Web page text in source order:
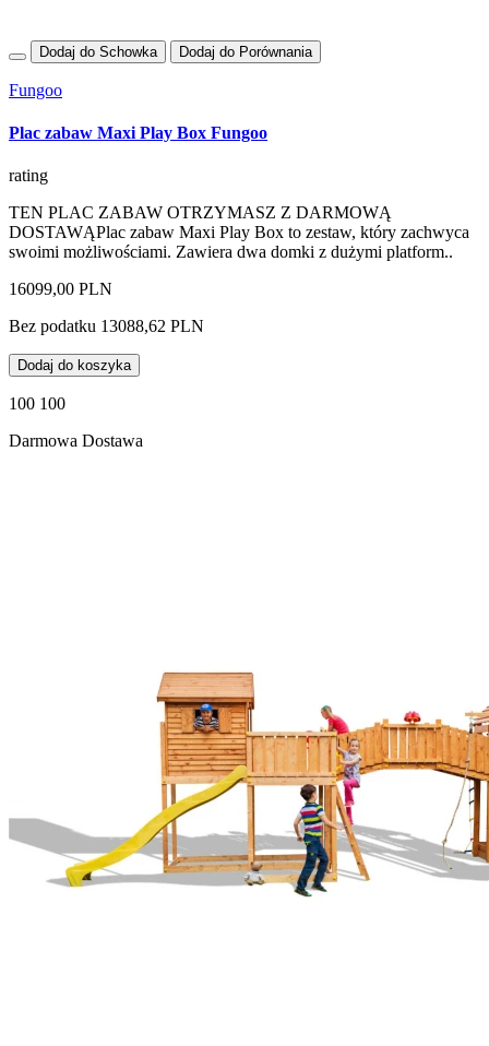
Dodaj do Schowka Dodaj do Porównania
Fungoo
Plac zabaw Maxi Play Box Fungoo
rating
TEN PLAC ZABAW OTRZYMASZ Z DARMOWĄ
DOSTAWĄPlac zabaw Maxi Play Box to zestaw, który zachwyca
swoimi możliwościami. Zawiera dwa domki z dużymi platform..
16099,00 PLN
Bez podatku 13088,62 PLN
Dodaj do koszyka
100 100
Darmowa Dostawa